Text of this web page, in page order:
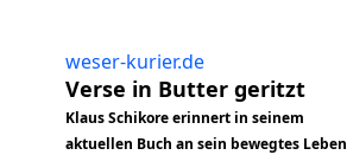
weser-kurier.de
Verse in Butter geritzt
Klaus Schikore erinnert in seinem
aktuellen Buch an sein bewegtes Leben